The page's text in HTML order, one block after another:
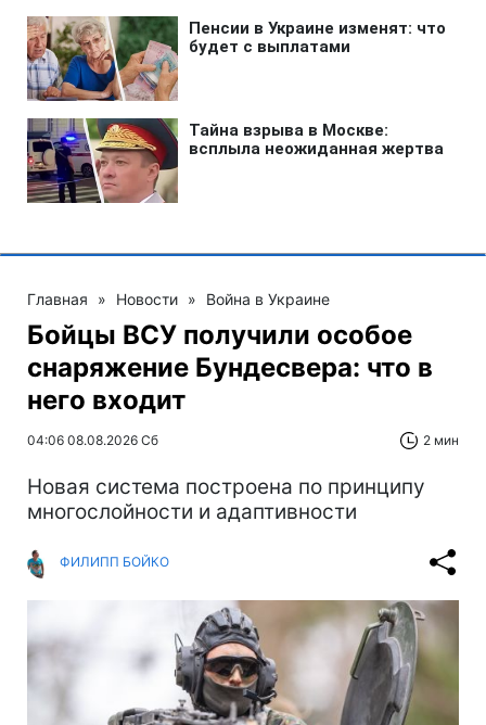
Главная » Новости » Война в Украине
Бойцы ВСУ получили особое
снаряжение Бундесвера: что в
него входит
04:06 08.08.2026 Сб 2 мин
Новая система построена по принципу
многослойности и адаптивности
ФИЛИПП БОЙКО